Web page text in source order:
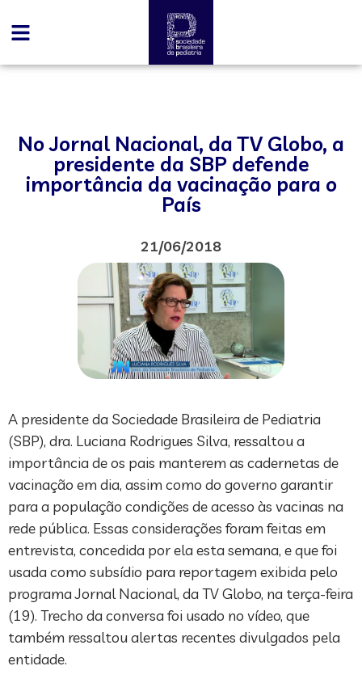
No Jornal Nacional, da TV Globo, a
presidente da SBP defende
importância da vacinação para o
País
21/06/2018
A presidente da Sociedade Brasileira de Pediatria
(SBP), dra. Luciana Rodrigues Silva, ressaltou a
importância de os pais manterem as cadernetas de
vacinação em dia, assim como do governo garantir
para a população condições de acesso às vacinas na
rede pública. Essas considerações foram feitas em
entrevista, concedida por ela esta semana, e que foi
usada como subsídio para reportagem exibida pelo
programa Jornal Nacional, da TV Globo, na terça-feira
(19). Trecho da conversa foi usado no vídeo, que
também ressaltou alertas recentes divulgados pela
entidade.